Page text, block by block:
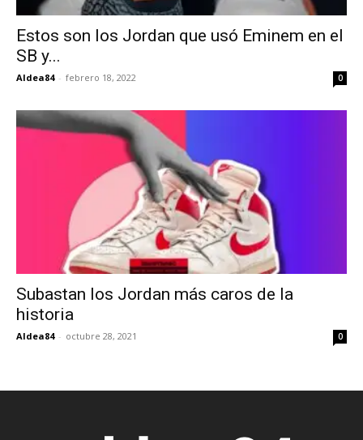
Estos son los Jordan que usó Eminem en el
SB y...
Aldea84 - febrero 18, 2022 0
Subastan los Jordan más caros de la
historia
Aldea84 - octubre 28, 2021 0